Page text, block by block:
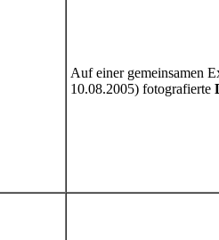
Auf einer gemeinsamen
10.08.2005) fotografierte